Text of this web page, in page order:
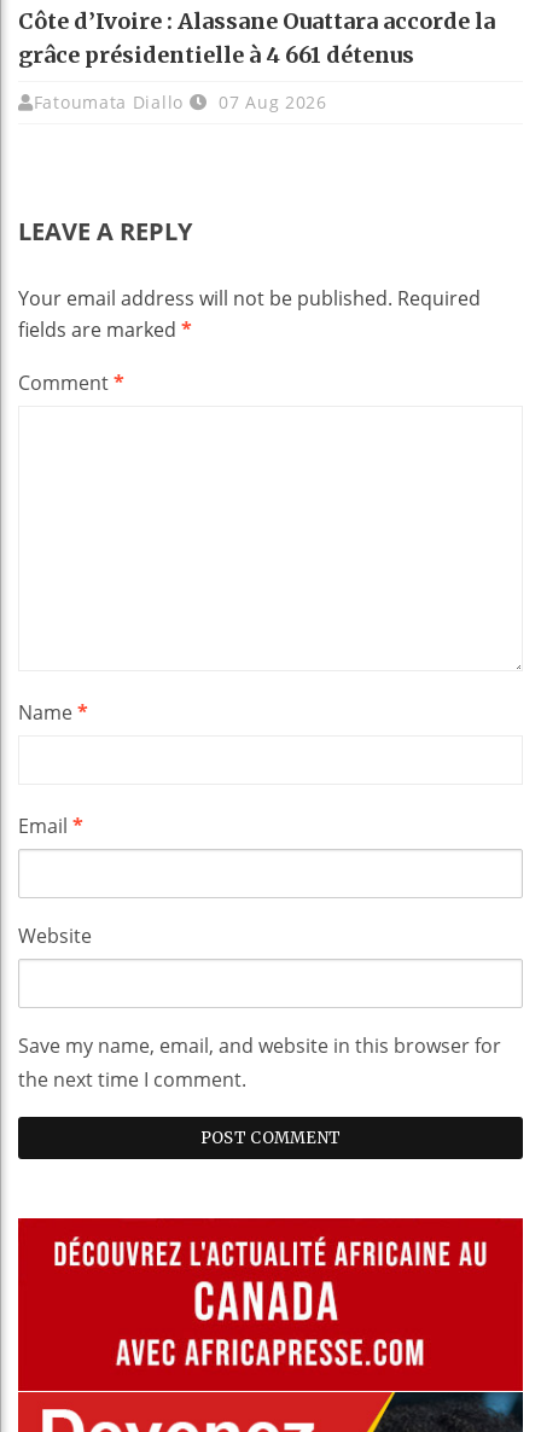
Côte d’Ivoire : Alassane Ouattara accorde la
grâce présidentielle à 4 661 détenus
Fatoumata Diallo 07 Aug 2026
LEAVE A REPLY
Your email address will not be published. Required
fields are marked *
Comment*
Name*
Email *
Website
Save my name, email, and website in this browser for
the next time I comment.